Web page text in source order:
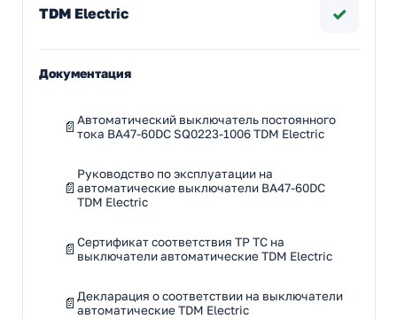
TDM Electric ✓
Документация
Автоматический выключатель постоянного
тока ВА47-60DC SQ0223-1006 TDM Electric
Руководство по эксплуатации на
автоматические выключатели ВА47-60DC
TDM Electric
Сертификат соответствия ТР ТС на
выключатели автоматические TDM Electric
Декларация о соответствии на выключатели
автоматические TDM Electric